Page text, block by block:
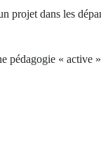
projet dans les
pédagogie « active